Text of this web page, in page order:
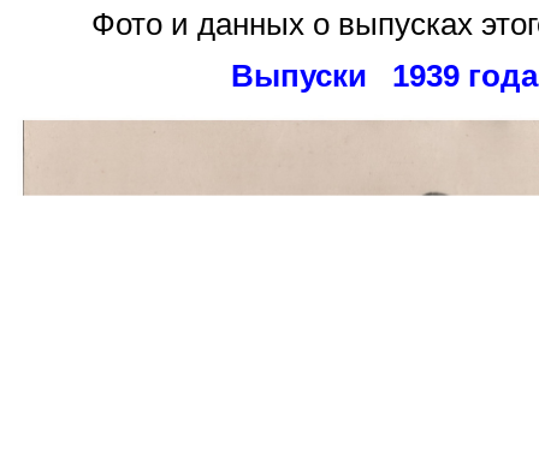
Фото и данных о выпусках
Выпуски 1939 года